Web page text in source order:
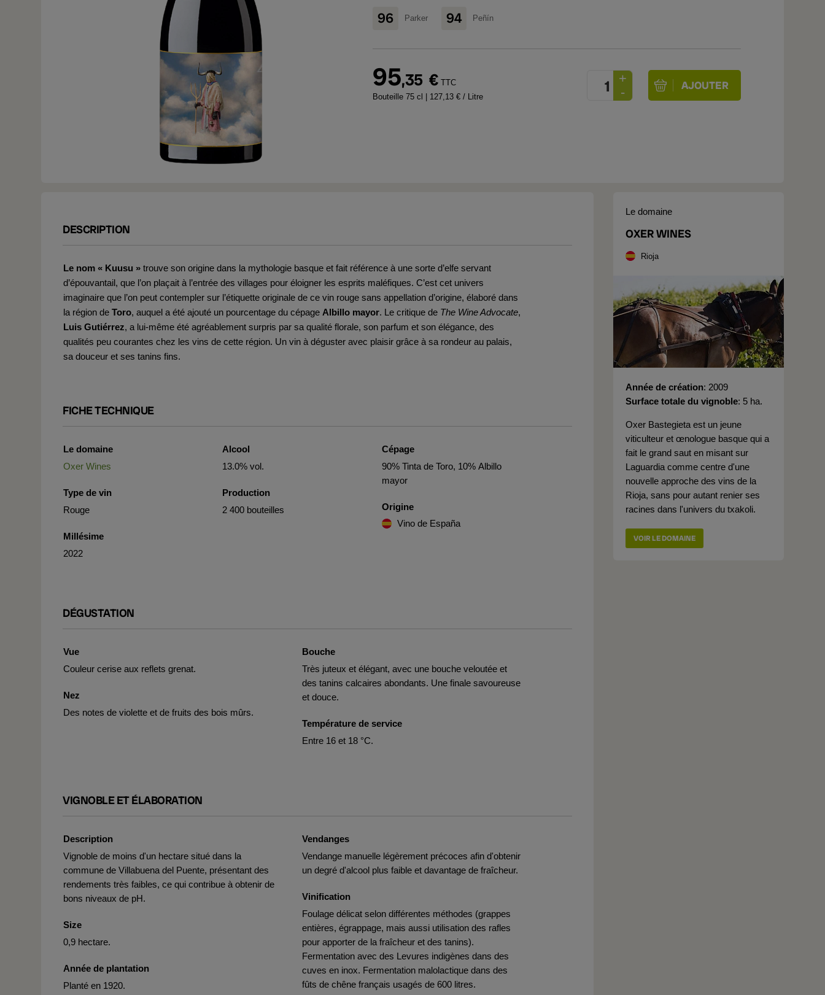
96 Parker 94 Peñín
95,35 € TTC
Bouteille 75 cl | 127,13 € / Litre
DESCRIPTION
Le nom « Kuusu » trouve son origine dans la mythologie basque et fait référence à une sorte d’elfe servant
d’épouvantail, que l’on plaçait à l’entrée des villages pour éloigner les esprits maléfiques. C’est cet univers
imaginaire que l’on peut contempler sur l’étiquette originale de ce vin rouge sans appellation d’origine, élaboré dans
la région de Toro, auquel a été ajouté un pourcentage du cépage Albillo mayor. Le critique de The Wine Advocate,
Luis Gutiérrez, a lui-même été agréablement surpris par sa qualité florale, son parfum et son élégance, des
qualités peu courantes chez les vins de cette région. Un vin à déguster avec plaisir grâce à sa rondeur au palais,
sa douceur et ses tanins fins.
FICHE TECHNIQUE
Le domaine
Oxer Wines
Type de vin
Rouge
Millésime
2022
Alcool
13.0% vol.
Production
2 400 bouteilles
Cépage
90% Tinta de Toro, 10% Albillo
mayor
Origine
Vino de España
DÉGUSTATION
Vue
Couleur cerise aux reflets grenat.
Nez
Des notes de violette et de fruits des bois mûrs.
Bouche
Très juteux et élégant, avec une bouche veloutée et
des tanins calcaires abondants. Une finale savoureuse
et douce.
Température de service
Entre 16 et 18 °C.
VIGNOBLE ET ÉLABORATION
Description
Vignoble de moins d'un hectare situé dans la
commune de Villabuena del Puente, présentant des
rendements très faibles, ce qui contribue à obtenir de
bons niveaux de pH.
Size
0,9 hectare.
Année de plantation
Planté en 1920.
Vendanges
Vendange manuelle légèrement précoces afin d'obtenir
un degré d'alcool plus faible et davantage de fraîcheur.
Vinification
Foulage délicat selon différentes méthodes (grappes
entières, égrappage, mais aussi utilisation des rafles
pour apporter de la fraîcheur et des tanins).
Fermentation avec des Levures indigènes dans des
cuves en inox. Fermentation malolactique dans des
fûts de chêne français usagés de 600 litres.
Le domaine
OXER WINES
Rioja
Année de création 2009
Surface totale du vignoble 5 ha.
Oxer Bastegieta est un jeune
viticulteur et œnologue basque qui a
fait le grand saut en misant sur
Laguardia comme centre d'une
nouvelle approche des vins de la
Rioja, sans pour autant renier ses
racines dans l'univers du txakoli.
VOIR LE DOMAINE